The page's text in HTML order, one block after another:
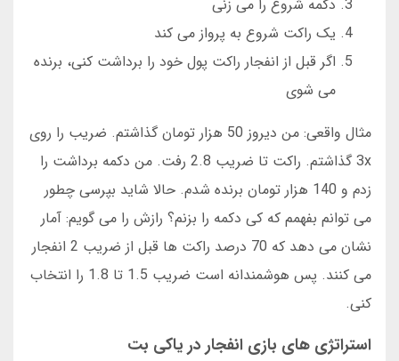
دکمه شروع را می زنی
یک راکت شروع به پرواز می کند
اگر قبل از انفجار راکت پول خود را برداشت کنی، برنده
می شوی
مثال واقعی: من دیروز 50 هزار تومان گذاشتم. ضریب را روی
3x گذاشتم. راکت تا ضریب 2.8 رفت. من دکمه برداشت را
زدم و 140 هزار تومان برنده شدم. حالا شاید بپرسی چطور
می توانم بفهمم که کی دکمه را بزنم؟ رازش را می گویم: آمار
نشان می دهد که 70 درصد راکت ها قبل از ضریب 2 انفجار
می کنند. پس هوشمندانه است ضریب 1.5 تا 1.8 را انتخاب
کنی.
استراتژی های بازی انفجار در یاکی بت